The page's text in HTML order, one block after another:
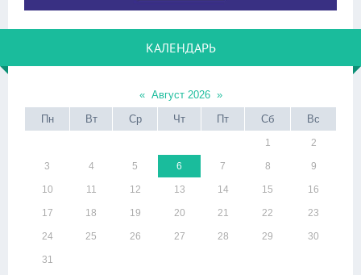
КАЛЕНДАРЬ
« Август 2026 »
Пн
Вт Ср Чт Пт Сб Вс
1 2
3 4 5 6 7 8 9
10 11 12 13 14 15 16
17 18 19 20 21 22 23
24 25 26 27 28 29 30
31